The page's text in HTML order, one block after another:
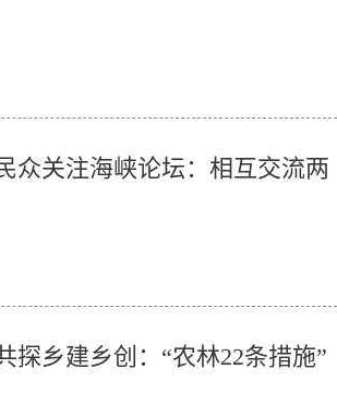
众关注海峡论坛：相互交流两
探乡建乡创：“农林22条措施”